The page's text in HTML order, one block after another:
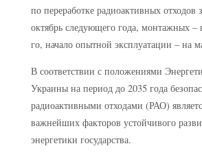
по переработке радиоактивных отходов
октябрь следующего года, монтажных –
го, начало опытной эксплуатации – на
В соответствии с положениями
Украины на период до 2035 года
радиоактивными отходами (РАО)
важнейших факторов устойчивого
энергетики государства.